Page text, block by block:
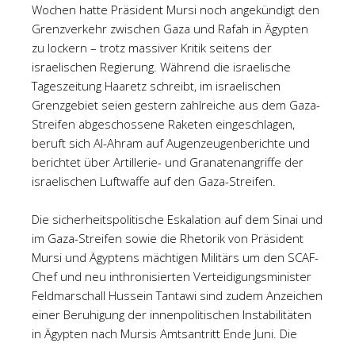
Wochen hatte Präsident Mursi noch angekündigt den
Grenzverkehr zwischen Gaza und Rafah in Ägypten
zu lockern – trotz massiver Kritik seitens der
israelischen Regierung. Während die israelische
Tageszeitung Haaretz schreibt, im israelischen
Grenzgebiet seien gestern zahlreiche aus dem Gaza-
Streifen abgeschossene Raketen eingeschlagen,
beruft sich Al-Ahram auf Augenzeugenberichte und
berichtet über Artillerie- und Granatenangriffe der
israelischen Luftwaffe auf den Gaza-Streifen.
Die sicherheitspolitische Eskalation auf dem Sinai und
im Gaza-Streifen sowie die Rhetorik von Präsident
Mursi und Ägyptens mächtigen Militärs um den SCAF-
Chef und neu inthronisierten Verteidigungsminister
Feldmarschall Hussein Tantawi sind zudem Anzeichen
einer Beruhigung der innenpolitischen Instabilitäten
in Ägypten nach Mursis Amtsantritt Ende Juni. Die